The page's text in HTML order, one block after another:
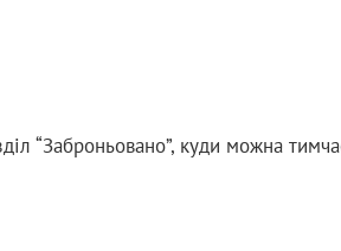
“Заброньовано”, куди можна